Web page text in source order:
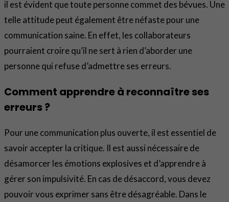
il est évident que toute personne commet des bévues. Une
telle attitude peut également être néfaste pour une
communication saine. En effet, les collaborateurs
pourraient croire qu’il ne sert à rien d’aborder une
personne qui refuse d’admettre ses erreurs.
Comment apprendre à reconnaître ses
erreurs ?
Pour une communication plus ouverte, il est essentiel de
savoir accepter la critique. Il est aussi nécessaire de
désamorcer les émotions explosives et d’apprendre à
gérer son impulsivité. En cas de désaccord, vous devez
pouvoir vous exprimer sans être désagréable. Dans le